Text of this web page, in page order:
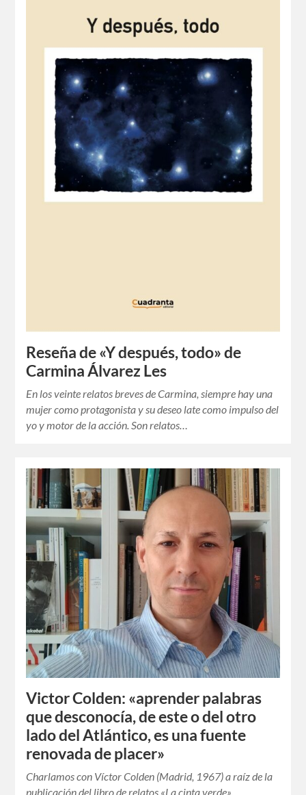
Reseña de «Y después, todo» de
Carmina Álvarez Les
En los veinte relatos breves de Carmina, siempre hay una
mujer como protagonista y su deseo late como impulso del
yo y motor de la acción. Son relatos…
Victor Colden: «aprender palabras
que desconocía, de este o del otro
lado del Atlántico, es una fuente
renovada de placer»
Charlamos con Víctor Colden (Madrid, 1967) a raíz de la
publicación del libro de relatos «La cinta verde».